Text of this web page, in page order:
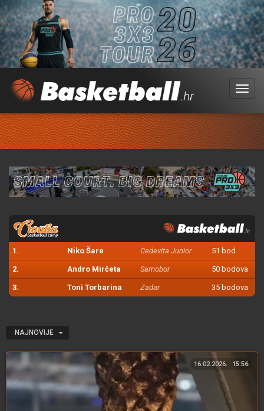
Menu
1. Niko Šare Cedevita Junior 51 bod
2. Andro Mirčeta Samobor 50 bodova
3. Toni Torbarina Zadar 35 bodova
NAJNOVIJE
16.02.2026. 15:56